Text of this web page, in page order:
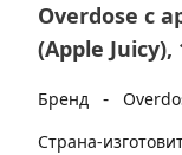
Overdose с
(Apple Juicy),
Бренд -
Страна-